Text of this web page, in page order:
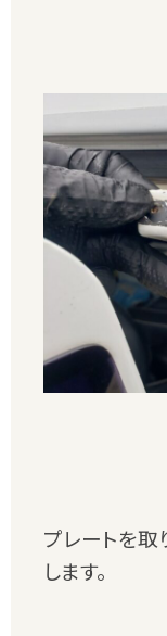
プレートを取
します。